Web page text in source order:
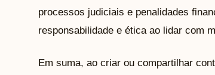
processos judiciais e penalidades
responsabilidade e ética ao lidar com
Em suma, ao criar ou compartilhar